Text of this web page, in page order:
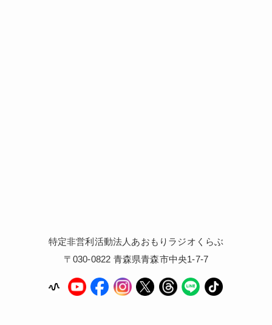
特定非営利活動法人あおもりラジオくらぶ
〒030-0822 青森県青森市中央1-7-7